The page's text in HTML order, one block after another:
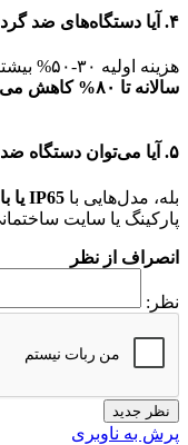
۴. آیا دستگاه‌های ضد گرد و غبار گران‌تر هستند؟
هزینه اولیه ۳۰-۵۰% بیشتر است، اما
سالانه تا ۸۰% کاهش می‌یابد
۵. آیا می‌توان دستگاه ضد گرد و غبار را در فضای باز نصب کرد؟
بله، مدل‌هایی با IP65 یا بالاتر
پارکینگ یا سایت
انصراف از نظر
نظر:
نظر جدید
پرش به ناوبری